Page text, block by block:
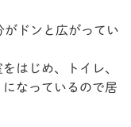
ドンと広がってい
はじめ、トイレ、
なっているので居